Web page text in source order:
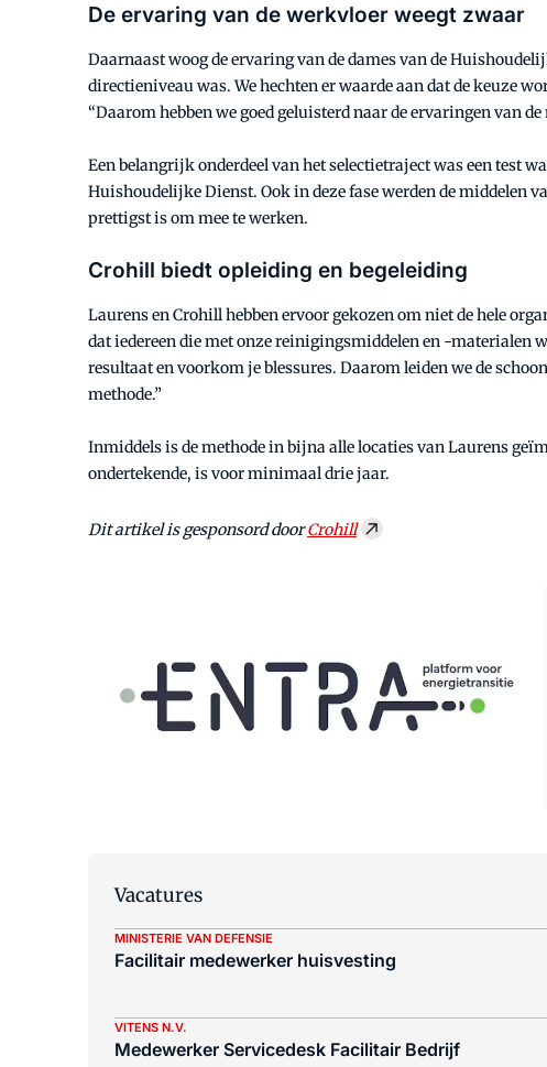
De ervaring van de werkvloer weegt zwaar
Daarnaast woog de ervaring van de dames van de
directieniveau was. We hechten er waarde aan dat de keuze
“Daarom hebben we goed geluisterd naar de ervaringen van
Een belangrijk onderdeel van het selectietraject was een test
Huishoudelijke Dienst. Ook in deze fase werden de middelen
prettigst is om mee te werken.
Crohill biedt opleiding en begeleiding
Laurens en Crohill hebben ervoor gekozen om niet de hele
dat iedereen die met onze reinigingsmiddelen en -materialen
resultaat en voorkom je blessures. Daarom leiden we de
methode.”
Inmiddels is de methode in bijna alle locaties van Laurens
ondertekende, is voor minimaal drie jaar.
Dit artikel is gesponsord doorCrohill
Vacatures
MINISTERIE VAN DEFENSIE
Facilitair medewerker huisvesting
VITENS N.V.
Medewerker Servicedesk Facilitair Bedrijf